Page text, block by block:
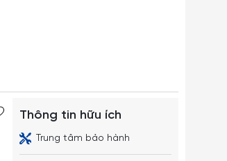
Thông tin hữu ích
Trung tâm bảo hành